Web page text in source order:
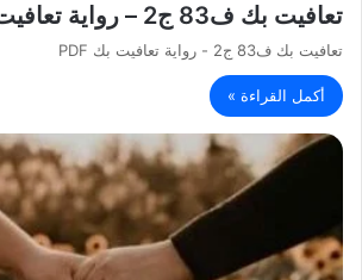
تعافيت بك ف83 ج2 – رواية تعافيت بك PDF
تعافيت بك ف83 ج2 - رواية تعافيت بك PDF
أكمل القراءة »